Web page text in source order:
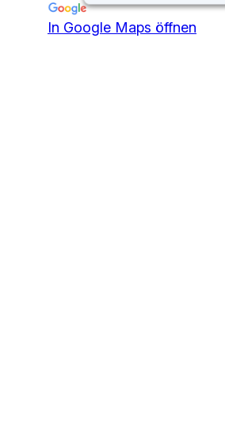
In Google Maps öffnen